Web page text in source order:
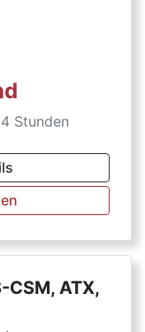
Stunden
CSM, ATX,